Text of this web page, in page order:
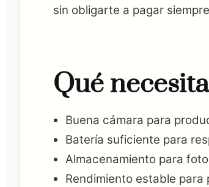
sin obligarte a pagar
Qué
Buena cámara para
Batería suficiente para
Almacenamiento para
Rendimiento estable